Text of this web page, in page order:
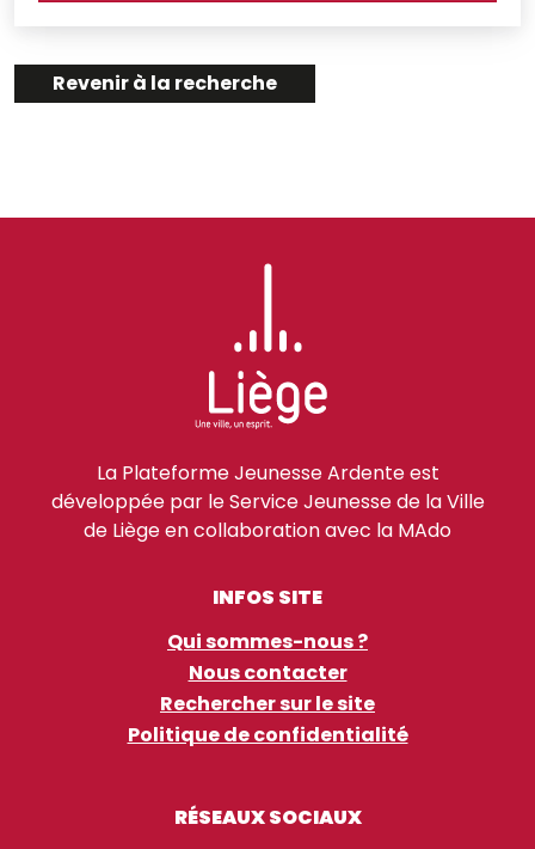
Revenir à la recherche
La Plateforme Jeunesse Ardente est
développée par le Service Jeunesse de la Ville
de Liège en collaboration avec la MAdo
INFOS SITE
Qui sommes-nous ?
Nous contacter
Rechercher sur le site
Politique de confidentialité
RÉSEAUX SOCIAUX